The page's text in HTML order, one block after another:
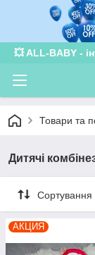
💥 ALL-BABY -
Товари та
Дитячі
Сортування
АКЦИЯ